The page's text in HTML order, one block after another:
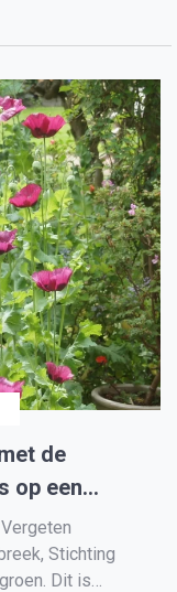
de
op een
Stichting
Dit is